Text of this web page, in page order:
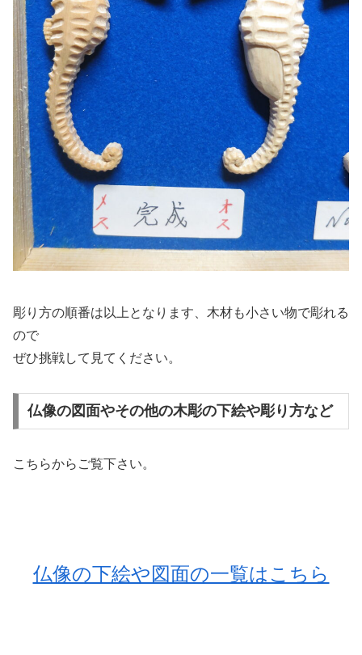
彫り方の順番は以上となります、木材も小さい物で彫れる
ので
ぜひ挑戦して見てください。
仏像の図面やその他の木彫の下絵や彫り方など
こちらからご覧下さい。
仏像の下絵や図面の一覧はこちら